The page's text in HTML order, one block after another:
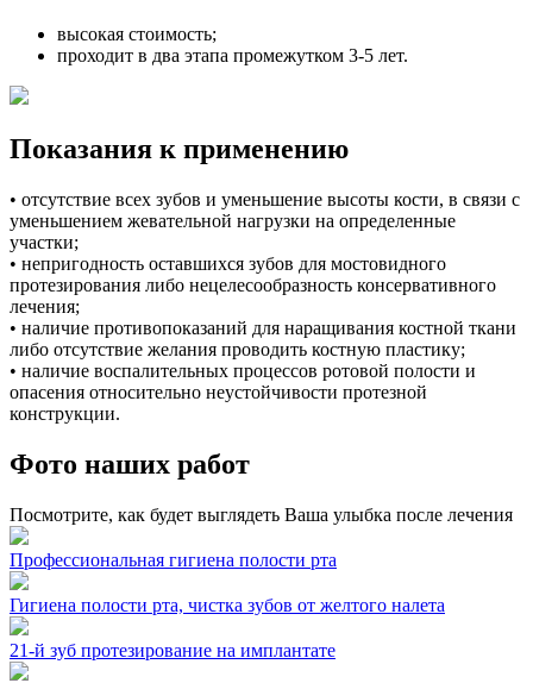
высокая стоимость;
проходит в два этапа промежутком 3-5 лет.
Показания к применению
• отсутствие всех зубов и уменьшение высоты кости, в связи с
уменьшением жевательной нагрузки на определенные
участки;
• непригодность оставшихся зубов для мостовидного
протезирования либо нецелесообразность консервативного
лечения;
• наличие противопоказаний для наращивания костной ткани
либо отсутствие желания проводить костную пластику;
• наличие воспалительных процессов ротовой полости и
опасения относительно неустойчивости протезной
конструкции.
Фото наших работ
Посмотрите, как будет выглядеть Ваша улыбка после лечения
Профессиональная гигиена полости рта
Гигиена полости рта, чистка зубов от желтого налета
21-й зуб протезирование на имплантате